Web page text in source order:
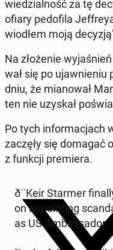
wie­dzial­ność za tę
ofiary pe­do­fi­la
wio­dłem moją
Na zło­że­nie
wał się po
dniu, że mia­no­wał
ten nie uzyskał
Po tych in­for­ma­cjach
zaczęły się domagać
z funkcji pre­mie­ra.
ð¨Ke­ir Starmer
on ap­po­in­ting
as US Am­bas­sa­dor.